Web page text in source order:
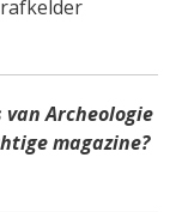
Archeologie
magazine?